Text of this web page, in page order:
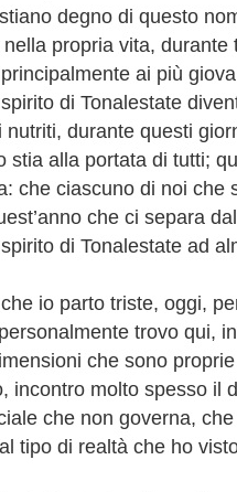
degno di questo
propria vita, durante
ai più
di Tonalestate
durante questi
stia alla portata di tutti;
che ciascuno di noi che
che ci separa
di Tonalestate ad
io parto triste, oggi,
trovo qui,
che sono
incontro molto spesso il
che non governa,
tipo di realtà che ho